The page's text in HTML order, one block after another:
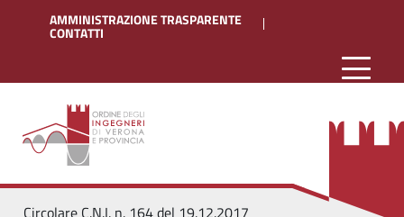
AMMINISTRAZIONE TRASPARENTE
CONTATTI
Circolare C.N.I. n. 164 del 19.12.2017